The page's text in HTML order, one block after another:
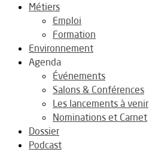
Métiers
Emploi
Formation
Environnement
Agenda
Événements
Salons & Conférences
Les lancements à venir
Nominations et Carnet
Dossier
Podcast